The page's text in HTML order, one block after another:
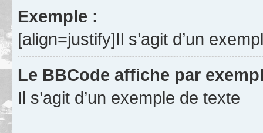
Exemple :
[align=justify]Il s’agit d’un
Le BBCode affiche par
Il s’agit d’un exemple de texte